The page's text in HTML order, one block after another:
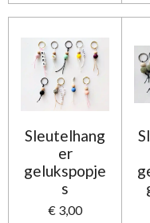
Sleutelhang
er
gelukspopje
s
€ 3,00